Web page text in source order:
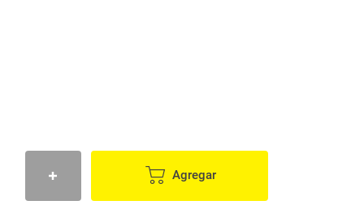
Agregar